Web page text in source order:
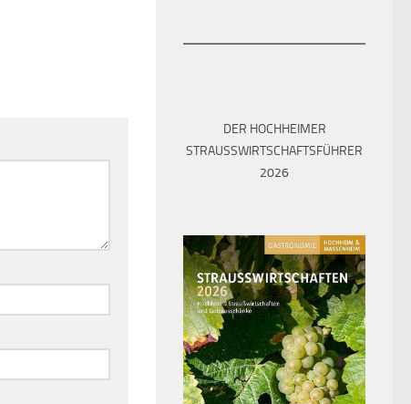
DER HOCHHEIMER
STRAUSSWIRTSCHAFTSFÜHRER 2
026